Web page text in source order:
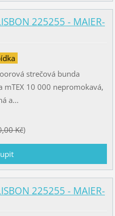
225255 - MAIER-
strečová bunda
mTEX 10 000 nepromokavá,
a...
Kč)
225255 - MAIER-